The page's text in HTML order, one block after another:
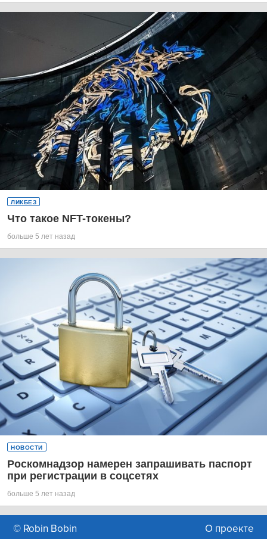
ЛИКБЕЗ
Что такое NFT-токены?
больше 5 лет назад
НОВОСТИ
Роскомнадзор намерен запрашивать паспорт
при регистрации в соцсетях
больше 5 лет назад
© Robin Bobin О проекте